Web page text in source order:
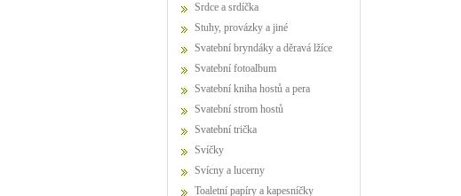
Srdce a srdíčka
Stuhy, provázky a jiné
Svatební bryndáky a děravá lžíce
Svatební fotoalbum
Svatební kniha hostů a pera
Svatební strom hostů
Svatební trička
Svíčky
Svícny a lucerny
Toaletní papíry a kapesníčky